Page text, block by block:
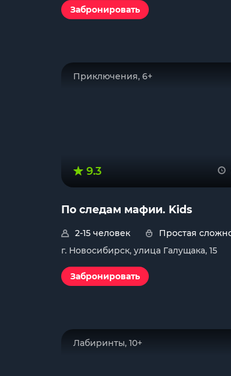
Забронировать
Приключения, 6+
9.3
По следам мафии. Kids
2-15 человек
Простая
г. Новосибирск, улица Галущака, 15
Забронировать
Лабиринты, 10+